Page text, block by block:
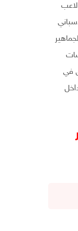
لاعب
لجماهير
في